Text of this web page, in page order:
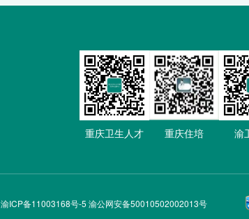
重庆卫生人才 重庆住培 渝
渝ICP备11003168号-5 渝公网安备50010502002013号